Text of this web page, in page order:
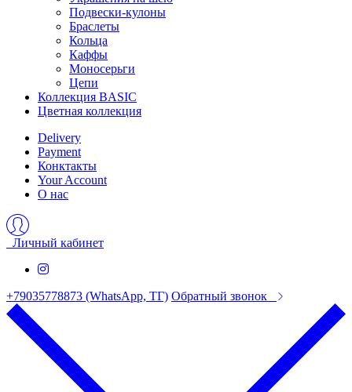
Подвески-кулоны
Браслеты
Кольца
Каффы
Моносерьги
Цепи
Коллекция BASIC
Цветная коллекция
Delivery
Payment
Конктакты
Your Account
О нас
Личный кабинет
+79035778873 (WhatsApp, ТГ) Обратный звонок